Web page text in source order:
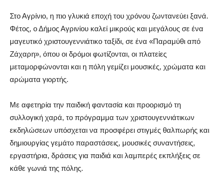
Στο Αγρίνιο, η πιο γλυκιά εποχή του χρόνου ζωντανεύει ξανά.
Φέτος, ο Δήμος Αγρινίου καλεί μικρούς και μεγάλους σε ένα
μαγευτικό χριστουγεννιάτικο ταξίδι, σε ένα «Παραμύθι από
Ζάχαρη», όπου οι δρόμοι φωτίζονται, οι πλατείες
μεταμορφώνονται και η πόλη γεμίζει μουσικές, χρώματα και
αρώματα γιορτής.
Με αφετηρία την παιδική φαντασία και προορισμό τη
συλλογική χαρά, το πρόγραμμα των χριστουγεννιάτικων
εκδηλώσεων υπόσχεται να προσφέρει στιγμές θαλπωρής και
δημιουργίας γεμάτο παραστάσεις, μουσικές συναντήσεις,
εργαστήρια, δράσεις για παιδιά και λαμπερές εκπλήξεις σε
κάθε γωνιά της πόλης.